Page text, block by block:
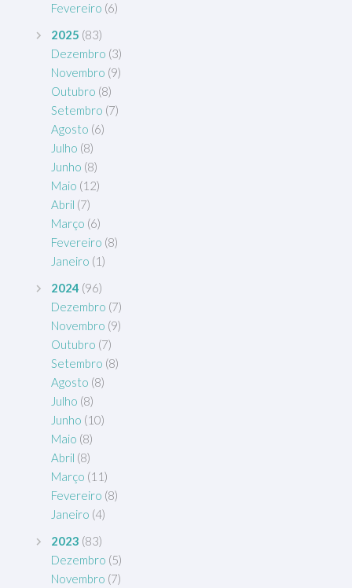
Fevereiro (6)
2025 (83)
Dezembro (3)
Novembro (9)
Outubro (8)
Setembro (7)
Agosto (6)
Julho (8)
Junho (8)
Maio (12)
Abril (7)
Março (6)
Fevereiro (8)
Janeiro (1)
2024 (96)
Dezembro (7)
Novembro (9)
Outubro (7)
Setembro (8)
Agosto (8)
Julho (8)
Junho (10)
Maio (8)
Abril (8)
Março (11)
Fevereiro (8)
Janeiro (4)
2023 (83)
Dezembro (5)
Novembro (7)